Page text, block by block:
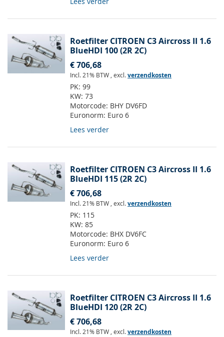
Roetfilter CITROEN C3 Aircross II 1.6
BlueHDI 100 (2R 2C)
€ 706,68
Incl. 21% BTW , excl.verzendkosten
PK: 99
KW: 73
Motorcode: BHY DV6FD
Euronorm: Euro 6
Lees verder
Roetfilter CITROEN C3 Aircross II 1.6
BlueHDI 115 (2R 2C)
€ 706,68
Incl. 21% BTW , excl.verzendkosten
PK: 115
KW: 85
Motorcode: BHX DV6FC
Euronorm: Euro 6
Lees verder
Roetfilter CITROEN C3 Aircross II 1.6
BlueHDI 120 (2R 2C)
€ 706,68
Incl. 21% BTW , excl.verzendkosten